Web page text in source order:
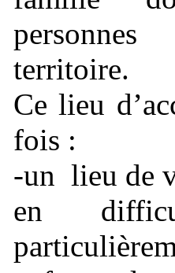
territoire.
Ce lieu
fois :
-un lieu de
en